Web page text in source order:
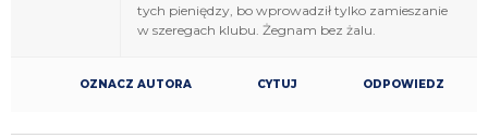
tych pieniędzy, bo wprowadził tylko zamieszanie
w szeregach klubu. Żegnam bez żalu.
OZNACZ AUTORA CYTUJ ODPOWIEDZ